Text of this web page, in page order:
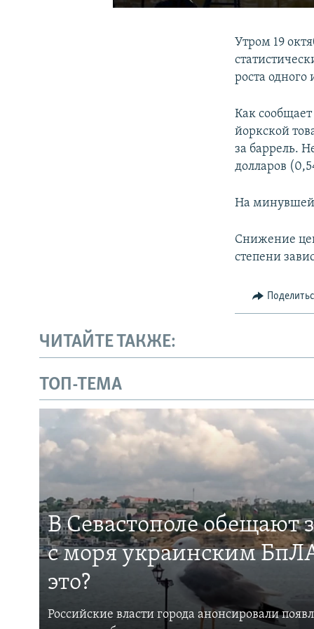
Утром 19
роста
Как
йоркской
за баррель.
долларов
На минувшей
Снижение
степени
ЧИТАЙТЕ ТАКЖЕ:
ТОП-ТЕМА
В Севастополе обещают
с моря украинским
это?
Российские власти города анонсировали